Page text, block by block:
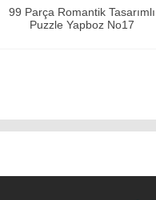
99 Parça Romantik Tasarımlı
Puzzle Yapboz No17